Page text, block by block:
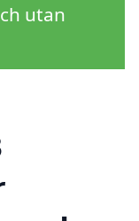
utan